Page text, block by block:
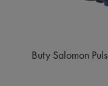
Buty Salomon